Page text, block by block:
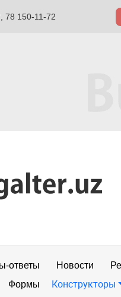
78 150-11-72
ответы Новости
Формы Конструкторы